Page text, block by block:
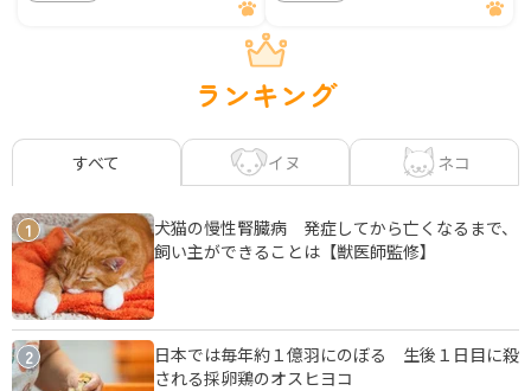
ランキング
すべて イヌ ネコ
1
犬猫の慢性腎臓病 発症してから亡くなるまで、
飼い主ができることは【獣医師監修】
2
日本では毎年約１億羽にのぼる 生後１日目に殺
される採卵鶏のオスヒヨコ